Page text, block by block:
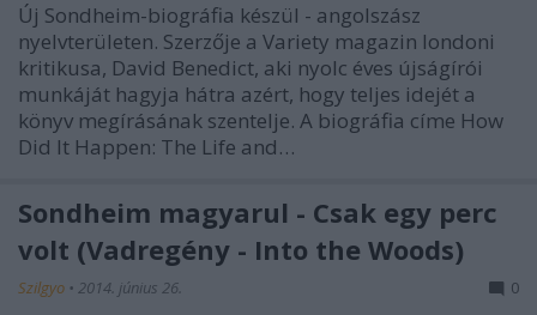
Új Sondheim-biográfia készül - angolszász
nyelvterületen. Szerzője a Variety magazin londoni
kritikusa, David Benedict, aki nyolc éves újságírói
munkáját hagyja hátra azért, hogy teljes idejét a
könyv megírásának szentelje. A biográfia címe How
Did It Happen: The Life and…
Sondheim magyarul - Csak egy perc
volt (Vadregény - Into the Woods)
Szilgyo • 2014. június 26. 0